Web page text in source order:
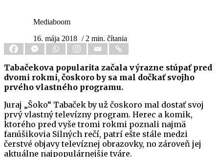
Mediaboom
16. mája 2018 / 2 min. čítania
Tabačekova popularita začala výrazne stúpať pred
dvomi rokmi, čoskoro by sa mal dočkať svojho
prvého vlastného programu.
Juraj „Šoko“ Tabaček by už čoskoro mal dostať svoj
prvý vlastný televízny program. Herec a komik,
ktorého pred vyše tromi rokmi poznali najmä
fanúšikovia Silných rečí, patrí ešte stále medzi
čerstvé objavy televíznej obrazovky, no zároveň jej
aktuálne najpopulárnejšie tváre.